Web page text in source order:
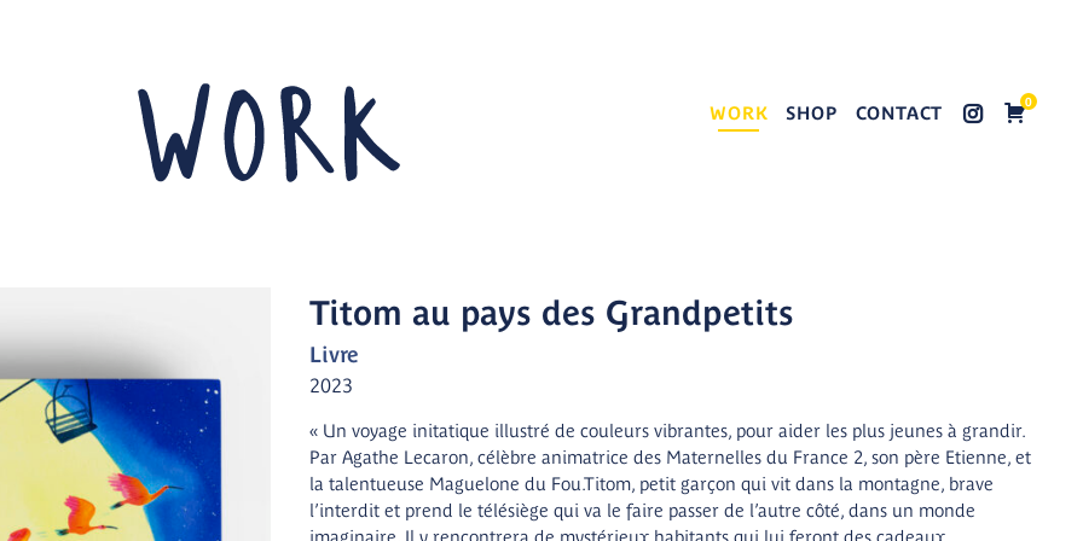
WORK SHOP CONTACT
0
Titom au pays des Grandpetits
Livre
2023
« Un voyage initatique illustré de couleurs vibrantes, pour aider les plus jeunes à grandir.
Par Agathe Lecaron, célèbre animatrice des Maternelles du France 2, son père Etienne, et
la talentueuse Maguelone du Fou.Titom, petit garçon qui vit dans la montagne, brave
l’interdit et prend le télésiège qui va le faire passer de l’autre côté, dans un monde
imaginaire. Il y rencontrera de mystérieux habitants qui lui feront des cadeaux